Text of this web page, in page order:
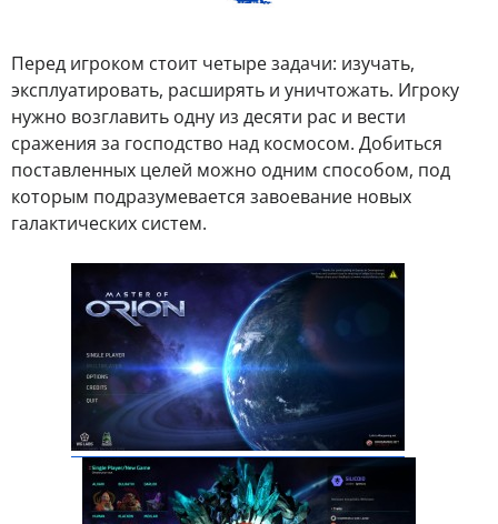
Перед игроком стоит четыре задачи: изучать,
эксплуатировать, расширять и уничтожать. Игроку
нужно возглавить одну из десяти рас и вести
сражения за господство над космосом. Добиться
поставленных целей можно одним способом, под
которым подразумевается завоевание новых
галактических систем.